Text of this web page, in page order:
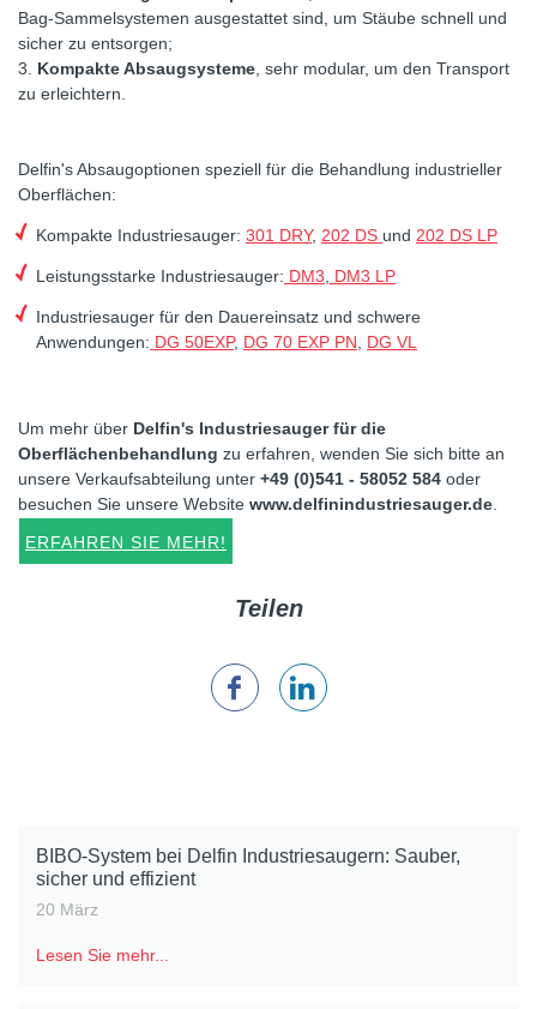
Bag-Sammelsystemen ausgestattet sind, um Stäube schnell und
sicher zu entsorgen;
3. Kompakte Absaugsysteme , sehr modular, um den Transport
zu erleichtern.
Delfin's Absaugoptionen speziell für die Behandlung industrieller
Oberflächen:
Kompakte Industriesauger: 301 DRY, 202 DS und 202 DS LP
Leistungsstarke Industriesauger: DM3 DM3 LP
Industriesauger für den Dauereinsatz und schwere
Anwendungen: DG 50EXP, DG 70 EXP PN DG VL
Um mehr über Delfin's Industriesauger für die
Oberflächenbehandlung zu erfahren, wenden Sie sich bitte an
unsere Verkaufsabteilung unter +49 (0)541 - 58052 584 oder
besuchen Sie unsere Website www.delfinindustriesauger.de
ERFAHREN SIE MEHR!
Teilen
BIBO-System bei Delfin Industriesaugern: Sauber,
sicher und effizient
20 März
Lesen Sie mehr...